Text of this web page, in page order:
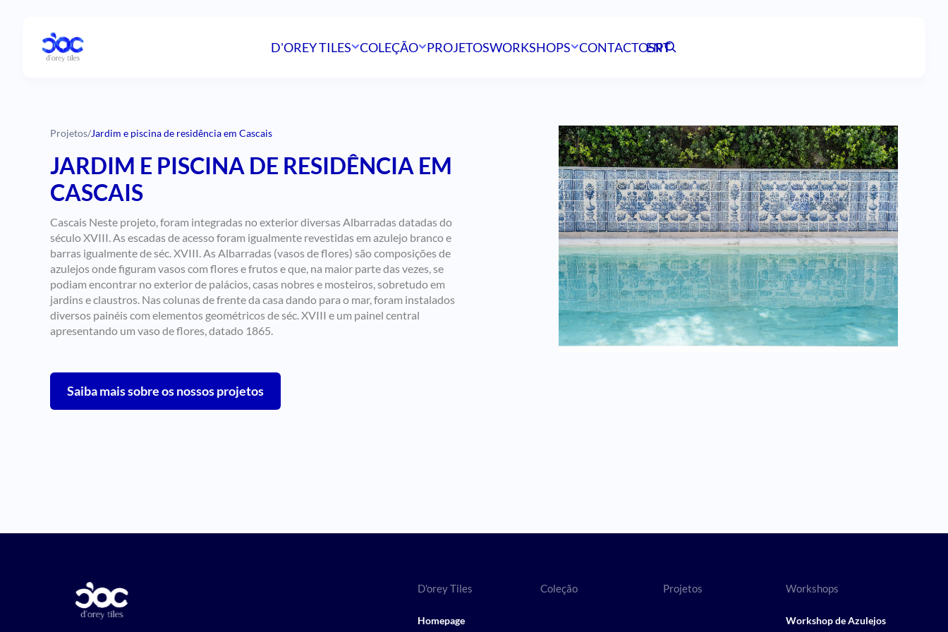
D'OREY TILES COLEÇÃO PROJETOSWORKSHOPS CONTACTOSPT
EN
Projetos/Jardim e piscina de residência em Cascais
JARDIM E PISCINA DE RESIDÊNCIA EM
CASCAIS
Cascais Neste projeto, foram integradas no exterior diversas Albarradas datadas do
século XVIII. As escadas de acesso foram igualmente revestidas em azulejo branco e
barras igualmente de séc. XVIII. As Albarradas (vasos de flores) são composições de
azulejos onde figuram vasos com flores e frutos e que, na maior parte das vezes, se
podiam encontrar no exterior de palácios, casas nobres e mosteiros, sobretudo em
jardins e claustros. Nas colunas de frente da casa dando para o mar, foram instalados
diversos painéis com elementos geométricos de séc. XVIII e um painel central
apresentando um vaso de flores, datado 1865.
Saiba mais sobre os nossos projetos
D'orey Tiles
Homepage
Coleção Projetos Workshops
Workshop de Azulejos